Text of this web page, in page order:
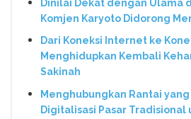
Dinilai Dekat dengan Ulama
Komjen Karyoto Didorong
Dari Koneksi Internet ke
Menghidupkan Kembali
Sakinah
Menghubungkan Rantai
Digitalisasi Pasar Tradisional